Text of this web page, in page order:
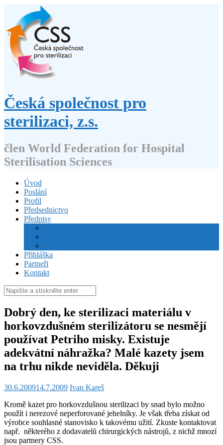
obsahu
webu
Česká společnost pro
sterilizaci, z.s.
člen World Federation for Hospital
Sterilisation Sciences
Úvod
Poslání
Profil
Předsednictvo
Předpisy
Přihláška
Partneři
Kontakt
Hledat:
Dobrý den, ke sterilizaci materiálu v
horkovzdušném sterilizátoru se nesmějí
používat Petriho misky. Existuje
adekvátní náhražka? Malé kazety jsem
na trhu nikde neviděla. Děkuji
30.6.200914.7.2009 Ivan Kareš
Kromě kazet pro horkovzdušnou sterilizaci by snad bylo možno
použít i nerezové neperforované jehelníky. Je však třeba získat od
výrobce souhlasné stanovisko k takovému užití. Zkuste kontaktovat
např. některého z dodavatelů chirurgických nástrojů, z nichž mnozí
jsou partnery CSS.